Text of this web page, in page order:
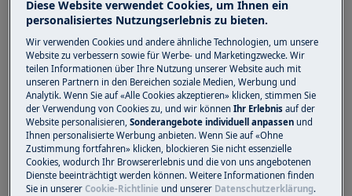
Bitte beachten Sie, dass eine Selbstreparatur oder
eine nicht professionelle Reparatur Sicherheitsfolgen
haben kann, wenn sie nicht ordnungsgemäß
durchgeführt wird
SO ERSETZEN SIE DIE DICHTUNG
SCHRITT 1 Ziehen Sie die Dichtung aus 4 Ecken
heraus. (Beginnen Sie an der Ecke.)
Diese Website verwendet Cookies, um Ihnen ein
personalisiertes Nutzungserlebnis zu bieten.
Wir verwenden Cookies und andere ähnliche Technologien, um unsere
Website zu verbessern sowie für Werbe- und Marketingzwecke. Wir
teilen Informationen über Ihre Nutzung unserer Website auch mit
unseren Partnern in den Bereichen soziale Medien, Werbung und
Analytik. Wenn Sie auf «Alle Cookies akzeptieren» klicken, stimmen Sie
der Verwendung von Cookies zu, und wir könnenIhr Erlebnisauf der
Website personalisieren,Sonderangebote individuell anpassen und
Ihnen personalisierte Werbung anbieten. Wenn Sie auf «Ohne
Zustimmung fortfahren» klicken, blockieren Sie nicht essenzielle
Cookies, wodurch Ihr Browsererlebnis und die von uns angebotenen
Dienste beeinträchtigt werden können. Weitere Informationen finden
Sie in unsererCookie-Richtlinie und unserer Datenschutzerklärung.